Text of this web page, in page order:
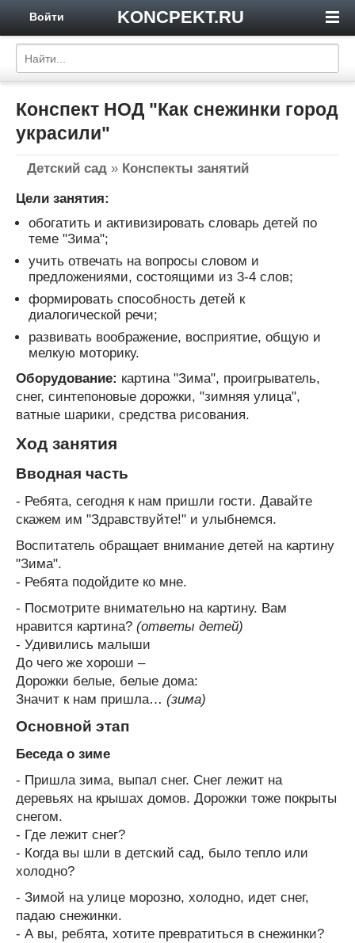
KONCPEKT.RU
Войти
Конспект НОД "Как снежинки город
украсили"
Детский сад » Конспекты занятий
Цели занятия:
обогатить и активизировать словарь детей по
теме "Зима";
учить отвечать на вопросы словом и
предложениями, состоящими из 3-4 слов;
формировать способность детей к
диалогической речи;
развивать воображение, восприятие, общую и
мелкую моторику.
Оборудование: картина "Зима", проигрыватель,
снег, синтепоновые дорожки, "зимняя улица",
ватные шарики, средства рисования.
Ход занятия
Вводная часть
- Ребята, сегодня к нам пришли гости. Давайте
скажем им "Здравствуйте!" и улыбнемся.
Воспитатель обращает внимание детей на картину
"Зима".
- Ребята подойдите ко мне.
- Посмотрите внимательно на картину. Вам
нравится картина? (ответы детей)
- Удивились малыши
До чего же хороши –
Дорожки белые, белые дома:
Значит к нам пришла… (зима)
Основной этап
Беседа о зиме
- Пришла зима, выпал снег. Снег лежит на
деревьях на крышах домов. Дорожки тоже покрыты
снегом.
- Где лежит снег?
- Когда вы шли в детский сад, было тепло или
холодно?
- Зимой на улице морозно, холодно, идет снег,
падаю снежинки.
- А вы, ребята, хотите превратиться в снежинки?